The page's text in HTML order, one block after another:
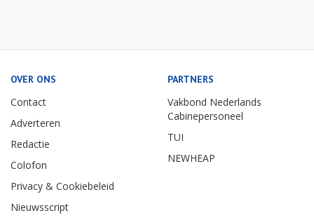
OVER ONS
Contact
Adverteren
Redactie
Colofon
Privacy & Cookiebeleid
Nieuwsscript
PARTNERS
Vakbond Nederlands
Cabinepersoneel
TUI
NEWHEAP